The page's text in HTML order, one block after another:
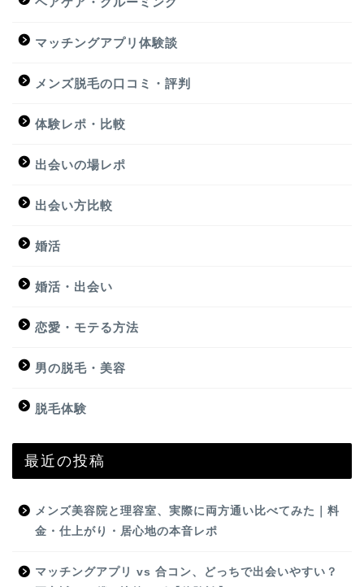
マッチングアプリ体験談
メンズ脱毛の口コミ・評判
体験レポ・比較
出会いの場レポ
出会い方比較
婚活
婚活・出会い
恋愛・モテる方法
男の脱毛・美容
脱毛体験
最近の投稿
メンズ美容院と理容室、実際に両方通い比べてみた｜料
金・仕上がり・居心地の本音レポ
マッチングアプリ vs 合コン、どっちで出会いやすい？